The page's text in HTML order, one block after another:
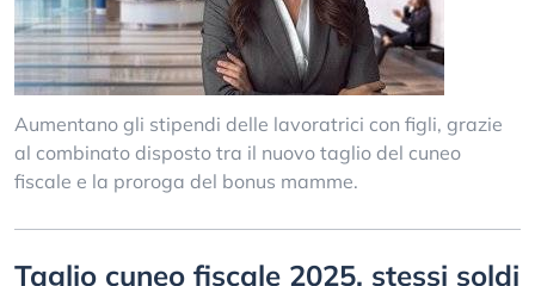
Aumentano gli stipendi delle lavoratrici con figli, grazie
al combinato disposto tra il nuovo taglio del cuneo
fiscale e la proroga del bonus mamme.
Taglio cuneo fiscale 2025, stessi soldi